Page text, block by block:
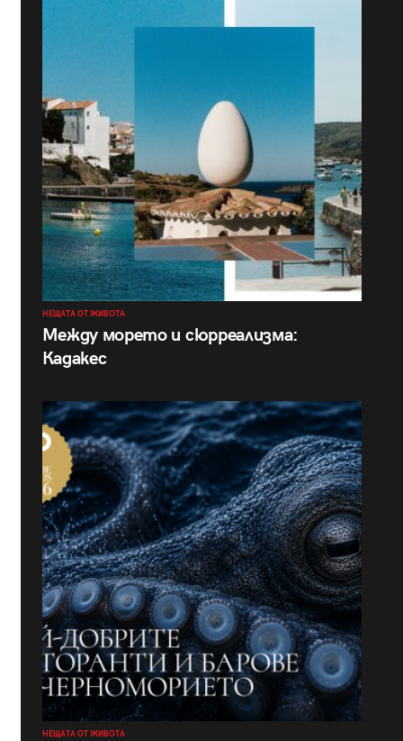
НЕЩАТА ОТ ЖИВОТА
Между морето и сюрреализма:
Кадакес
НЕЩАТА ОТ ЖИВОТА